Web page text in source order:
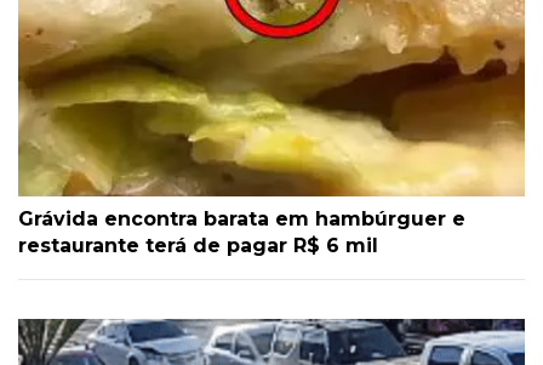
Grávida encontra barata em hambúrguer e
restaurante terá de pagar R$ 6 mil